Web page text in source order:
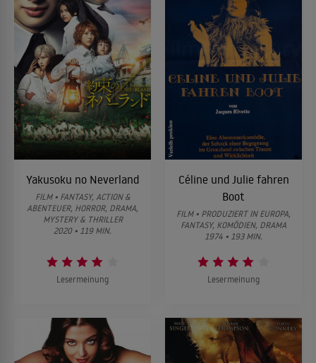
Yakusoku no Neverland
FILM • FANTASY, ACTION &
ABENTEUER, HORROR, DRAMA,
MYSTERY & THRILLER
2020 • 119 MIN.
Lesermeinung
Céline und Julie fahren
Boot
FILM • PRODUZIERT IN EUROPA,
FANTASY, KOMÖDIEN, DRAMA
1974 • 193 MIN.
Lesermeinung